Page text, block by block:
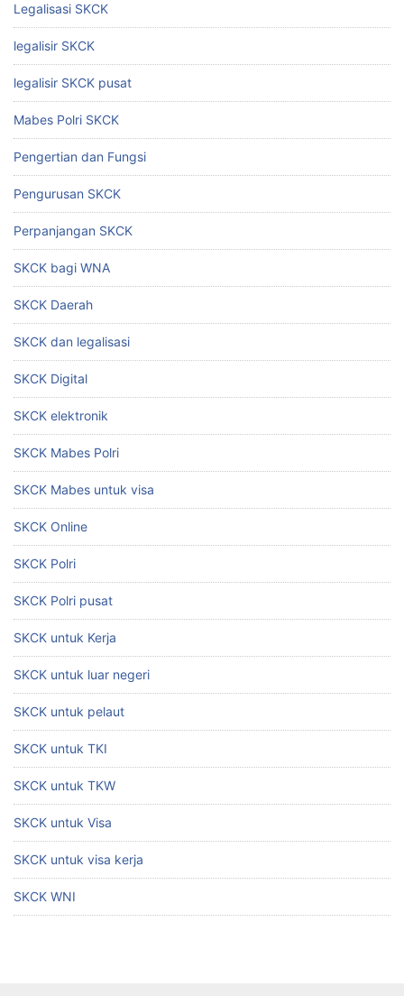
Legalisasi SKCK
legalisir SKCK
legalisir SKCK pusat
Mabes Polri SKCK
Pengertian dan Fungsi
Pengurusan SKCK
Perpanjangan SKCK
SKCK bagi WNA
SKCK Daerah
SKCK dan legalisasi
SKCK Digital
SKCK elektronik
SKCK Mabes Polri
SKCK Mabes untuk visa
SKCK Online
SKCK Polri
SKCK Polri pusat
SKCK untuk Kerja
SKCK untuk luar negeri
SKCK untuk pelaut
SKCK untuk TKI
SKCK untuk TKW
SKCK untuk Visa
SKCK untuk visa kerja
SKCK WNI